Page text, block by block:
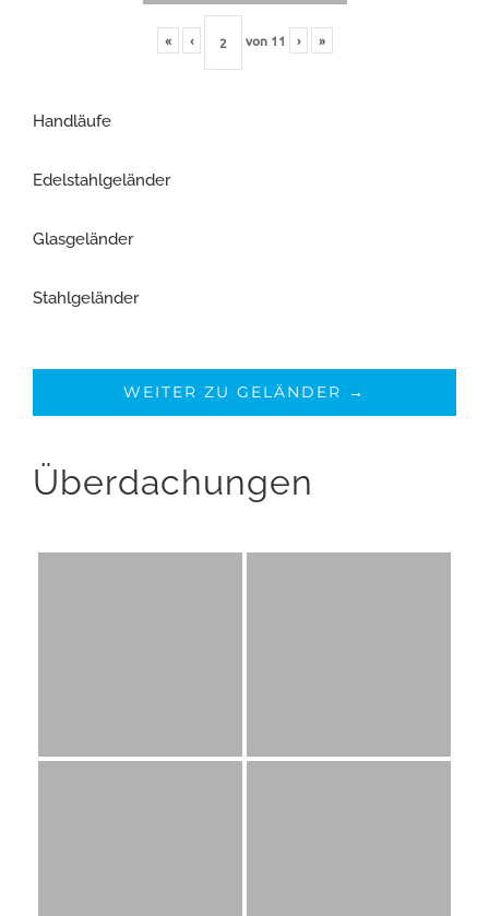
« ‹ von 11 › »
Handläufe
Edelstahlgeländer
Glasgeländer
Stahlgeländer
WEITER ZU GELÄNDER →
Überdachungen